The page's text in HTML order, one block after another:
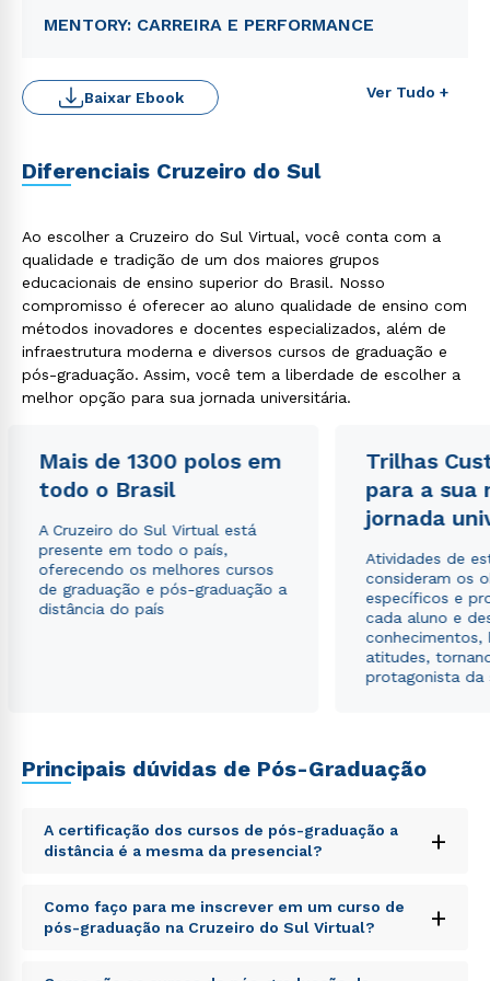
MENTORY: CARREIRA E PERFORMANCE
Ver Tudo +
Baixar Ebook
Diferenciais Cruzeiro do Sul
Ao escolher a Cruzeiro do Sul Virtual, você conta com a
qualidade e tradição de um dos maiores grupos
educacionais de ensino superior do Brasil. Nosso
compromisso é oferecer ao aluno qualidade de ensino com
métodos inovadores e docentes especializados, além de
infraestrutura moderna e diversos cursos de graduação e
pós-graduação. Assim, você tem a liberdade de escolher a
melhor opção para sua jornada universitária.
Mais de 1300 polos em
todo o Brasil
A Cruzeiro do Sul Virtual está
presente em todo o país,
oferecendo os melhores cursos
de graduação e pós-graduação a
distância do país
Trilhas
para a sua
jornada
Atividades de
consideram os
específicos e
cada aluno e
conhecimentos,
atitudes,
protagonista da
Principais dúvidas de Pós-Graduação
A certificação dos cursos de pós-graduação a
distância é a mesma da presencial?
+
Sed ut perspiciatis unde omnis iste natus error sit
voluptatem accusantium doloremque laudantium,
totam rem aperiam, eaque ipsa quae ab illo inventore
Como faço para me inscrever em um curso de
pós-graduação na Cruzeiro do Sul Virtual?
+
Sed ut perspiciatis unde omnis iste natus error sit
Rápido e fácil
WhatsApp
Política de Privacidade. e
autorizo que meus dados sejam utilizados para o
envio de conteúdos da Cruzeiro do Sul.